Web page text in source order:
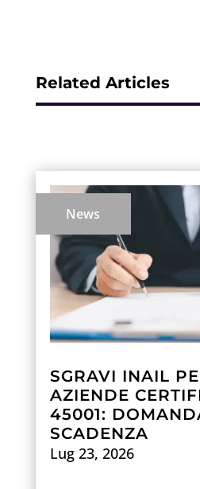
Related Articles
News
SGRAVI INAIL
AZIENDE
45001:
SCADENZA
Lug 23, 2026